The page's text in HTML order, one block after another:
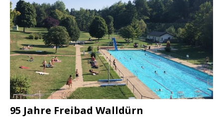
95 Jahre Freibad Walldürn